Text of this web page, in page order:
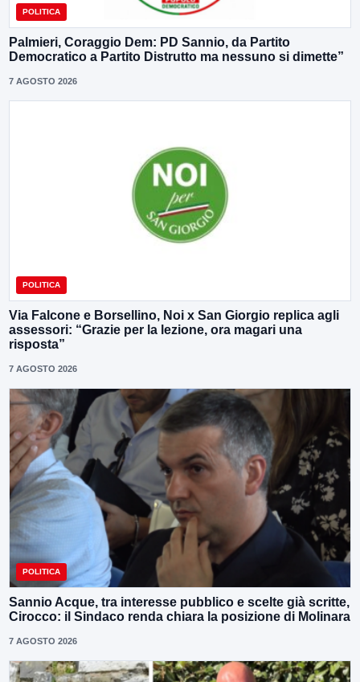
POLITICA
Palmieri, Coraggio Dem: PD Sannio, da Partito
Democratico a Partito Distrutto ma nessuno si dimette”
7 AGOSTO 2026
POLITICA
Via Falcone e Borsellino, Noi x San Giorgio replica agli
assessori: “Grazie per la lezione, ora magari una
risposta”
7 AGOSTO 2026
POLITICA
Sannio Acque, tra interesse pubblico e scelte già scritte,
Cirocco: il Sindaco renda chiara la posizione di Molinara
7 AGOSTO 2026